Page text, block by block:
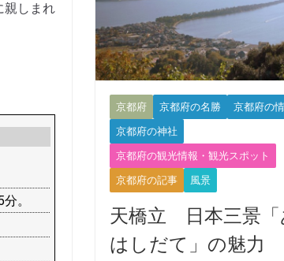
親しまれ
。
京都府 京都府の名勝 京都府の
京都府の神社
京都府の観光情報・観光スポット
京都府の記事 風景
天橋立 日本三景「
はしだて」の魅力